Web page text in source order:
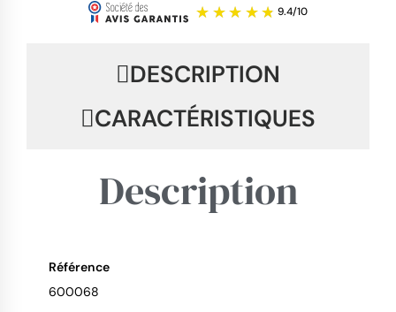
DESCRIPTION
CARACTÉRISTIQUES
Description
Référence
600068